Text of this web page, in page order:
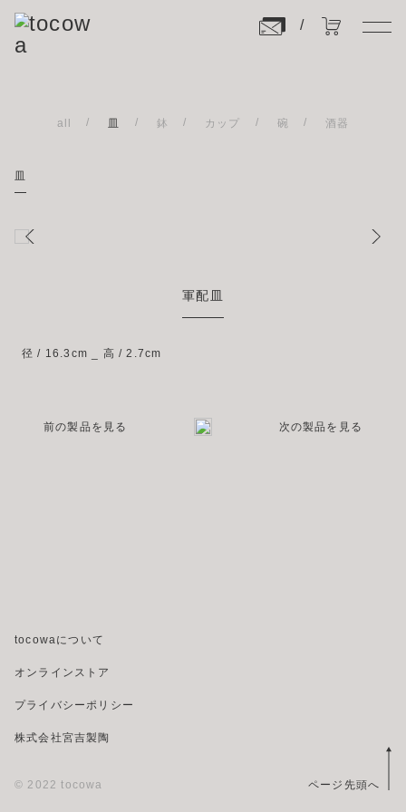
all 皿 鉢 カップ 碗 酒器
皿
軍配皿
径 / 16.3cm _ 高 / 2.7cm
前の製品を見る 次の製品を見る
tocowaについて
オンラインストア
プライバシーポリシー
株式会社宮吉製陶
© 2022 tocowa ページ先頭へ